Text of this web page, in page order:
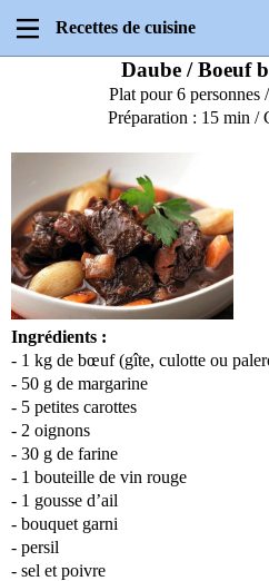
Recettes de cuisine
Daube / Boeuf
Plat pour 6 personnes
Préparation : 15 min /
Ingrédients :
- 1 kg de bœuf (gîte, culotte ou
- 50 g de margarine
- 5 petites carottes
- 2 oignons
- 30 g de farine
- 1 bouteille de vin rouge
- 1 gousse d’ail
- bouquet garni
- persil
- sel et poivre